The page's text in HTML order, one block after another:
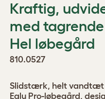
Kraftig,
med
Hel løbegård
810.0527
Slidstærk, helt vandtæt
Eglu Pro-løbegård,